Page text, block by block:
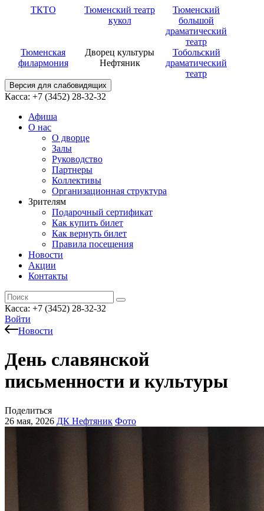
ТКТО
Тюменский театр
кукол
Тюменский
большой
драматический
театр
Тюменская
филармония
Дворец культуры
Нефтяник
Тобольский
драматический
театр
Версия для слабовидящих
Касса: +7 (3452) 28-32-32
Афиша
О нас
О дворце
Залы
Руководство
Партнеры
Коллективы
Организационная структура
Зрителям
Подарочный сертификат
Как купить билет
Как вернуть билет
Правила посещения
Новости
Акции
Контакты
Касса: +7 (3452) 28-32-32
Войти
Новости
День славянской
письменности и культуры
Поделиться
26 мая, 2026 ДК Нефтяник Фото